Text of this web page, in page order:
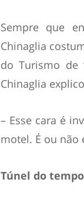
Sempre que
Chinaglia
do Turismo de
Chinaglia
– Esse cara é
motel. É ou não
Túnel do tempo